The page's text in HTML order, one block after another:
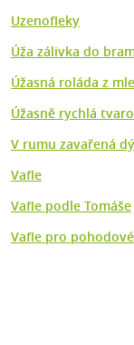
Uzenofleky
Úža zálivka do
Úžasná roláda z
Úžasně rychlá
V rumu zavařená
Vafle
Vafle podle Tomáše
Vafle pro